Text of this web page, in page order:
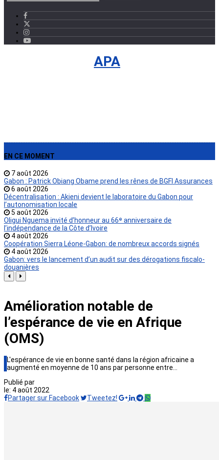
APA
EN CE MOMENT
7 août 2026
Gabon : Patrick Obiang Obame prend les rênes de BGFI Assurances
6 août 2026
Décentralisation : Akieni devient le laboratoire du Gabon pour
l’autonomisation locale
5 août 2026
Oligui Nguema invité d’honneur au 66ᵉ anniversaire de
l’indépendance de la Côte d’Ivoire
4 août 2026
Coopération Sierra Léone-Gabon: de nombreux accords signés
4 août 2026
Gabon: vers le lancement d’un audit sur des dérogations fiscalo-
douanières
Amélioration notable de
l’espérance de vie en Afrique
(OMS)
L'espérance de vie en bonne santé dans la région africaine a
augmenté en moyenne de 10 ans par personne entre…
Publié par
le: 4 août 2022
Partager sur Facebook
Tweetez!